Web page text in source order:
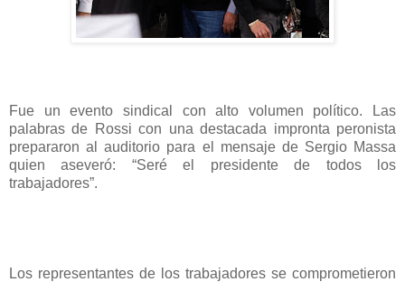
Fue un evento sindical con alto volumen político. Las
palabras de Rossi con una destacada impronta peronista
prepararon al auditorio para el mensaje de Sergio Massa
quien aseveró: “Seré el presidente de todos los
trabajadores”.
Los representantes de los trabajadores se comprometieron